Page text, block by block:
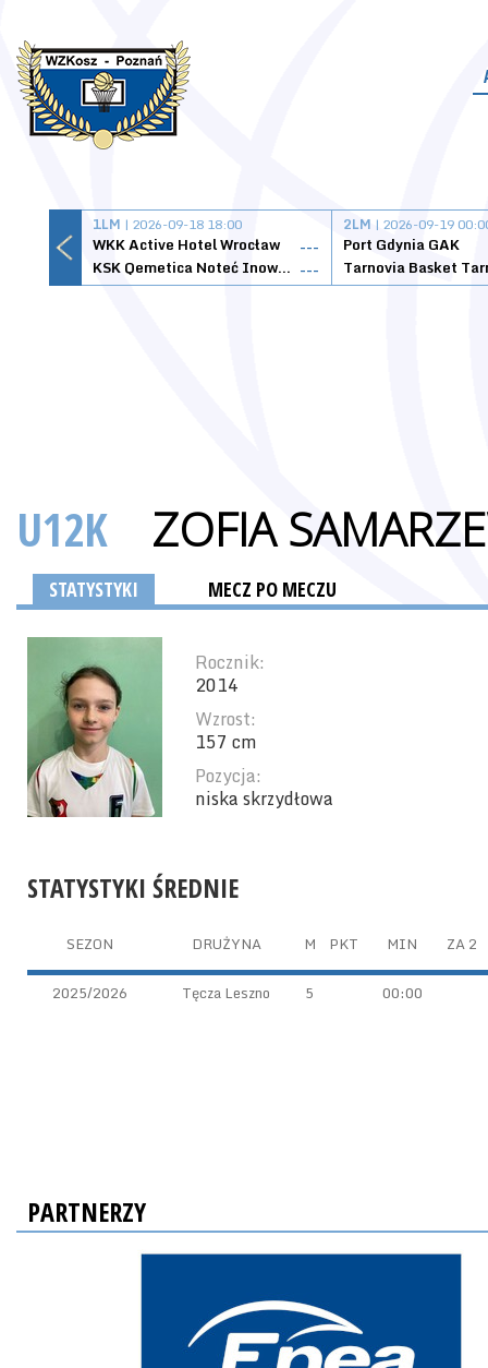
1LM | 2026-09-18 18:00
WKK Active Hotel Wrocław
---
KSK Qemetica Noteć Inowrocław ---
2LM | 2026-09-19
Port Gdynia GAK
U12K ZOFIA
STATYSTYKI MECZ PO MECZU
Rocznik:
2014
Wzrost:
157 cm
Pozycja:
niska skrzydłowa
STATYSTYKI ŚREDNIE
SEZON DRUŻYNA M PKT MIN ZA 2
2025/2026 Tęcza Leszno 5 00:00
PARTNERZY